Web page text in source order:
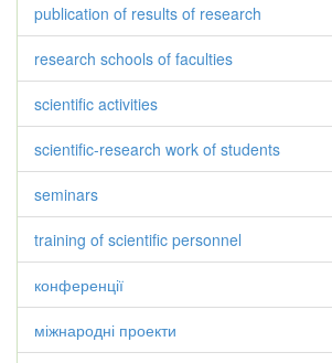
publication of results of research
research schools of faculties
scientific activities
scientific-research work of students
seminars
training of scientific personnel
конференції
міжнародні проекти